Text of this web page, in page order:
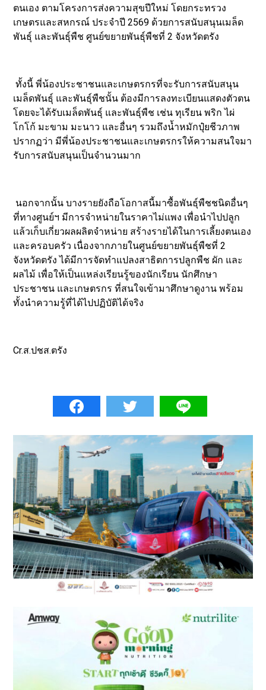
ตนเอง ตามโครงการส่งความสุขปีใหม่ โดยกระทรวง
เกษตรและสหกรณ์ ประจำปี 2569 ด้วยการสนับสนุนเมล็ด
พันธุ์ และพันธุ์พืช ศูนย์ขยายพันธุ์พืชที่ 2 จังหวัดตรัง
ทั้งนี้ พี่น้องประชาชนและเกษตรกรที่จะรับการสนับสนุน
เมล็ดพันธุ์ และพันธุ์พืชนั้น ต้องมีการลงทะเบียนแสดงตัวตน
โดยจะได้รับเมล็ดพันธุ์ และพันธุ์พืช เช่น ทุเรียน พริก ไผ่
โกโก้ มะขาม มะนาว และอื่นๆ รวมถึงน้ำหมักปุ๋ยชีวภาพ
ปรากฏว่า มีพี่น้องประชาชนและเกษตรกรให้ความสนใจมา
รับการสนับสนุนเป็นจำนวนมาก
นอกจากนั้น บางรายยังถือโอกาสนี้มาซื้อพันธุ์พืชชนิดอื่นๆ
ที่ทางศูนย์ฯ มีการจำหน่ายในราคาไม่แพง เพื่อนำไปปลูก
แล้วเก็บเกี่ยวผลผลิตจำหน่าย สร้างรายได้ในการเลี้ยงตนเอง
และครอบครัว เนื่องจากภายในศูนย์ขยายพันธุ์พืชที่ 2
จังหวัดตรัง ได้มีการจัดทำแปลงสาธิตการปลูกพืช ผัก และ
ผลไม้ เพื่อให้เป็นแหล่งเรียนรู้ของนักเรียน นักศึกษา
ประชาชน และเกษตรกร ที่สนใจเข้ามาศึกษาดูงาน พร้อม
ทั้งนำความรู้ที่ได้ไปปฏิบัติได้จริง
Cr.ส.ปชส.ตรัง